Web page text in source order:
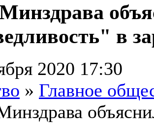
в
2020 17:30
» Главное